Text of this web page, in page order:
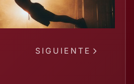
SIGUIENTE